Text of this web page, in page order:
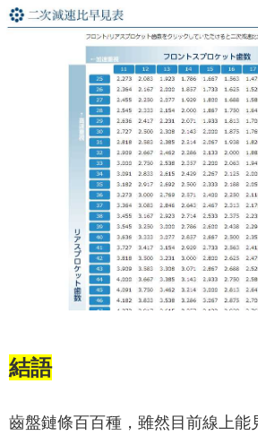
結語
齒盤鏈條百百種，雖然目前線上能